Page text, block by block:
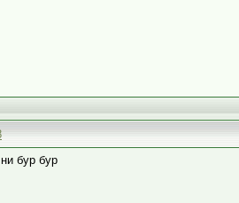
бур бур